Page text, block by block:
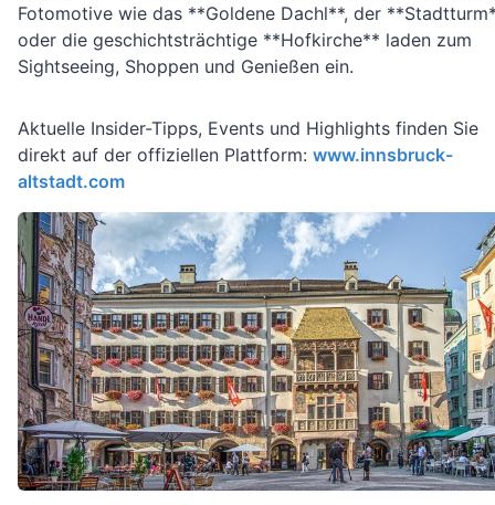
Fotomotive wie das **Goldene Dachl**, der
oder die geschichtsträchtige **Hofkirche** laden zum
Sightseeing, Shoppen und Genießen ein.
Aktuelle Insider-Tipps, Events und Highlights finden Sie
direkt auf der offiziellen Plattform: www.innsbruck-
altstadt.com